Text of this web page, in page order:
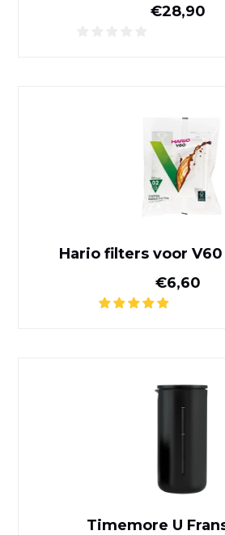
€28,90
Hario filters voor
€6,60
Timemore U